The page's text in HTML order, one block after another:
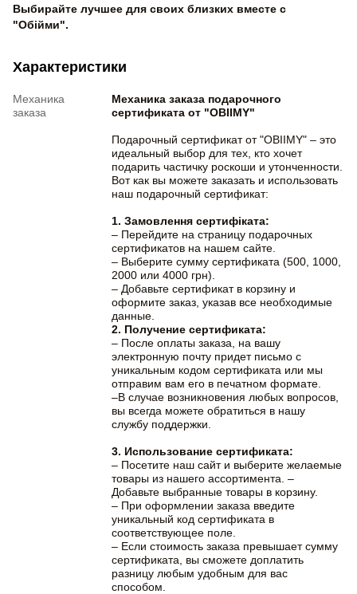
Выбирайте лучшее для своих близких вместе с
"Обійми".
Характеристики
Механика
заказа
Механика заказа подарочного
сертификата от "OBIIMY"
Подарочный сертификат от "OBIIMY" – это
идеальный выбор для тех, кто хочет
подарить частичку роскоши и утонченности.
Вот как вы можете заказать и использовать
наш подарочный сертификат:
1. Замовлення сертифіката:
– Перейдите на страницу подарочных
сертификатов на нашем сайте.
– Выберите сумму сертификата (500, 1000,
2000 или 4000 грн).
– Добавьте сертификат в корзину и
оформите заказ, указав все необходимые
данные.
2. Получение сертификата:
– После оплаты заказа, на вашу
электронную почту придет письмо с
уникальным кодом сертификата или мы
отправим вам его в печатном формате.
–В случае возникновения любых вопросов,
вы всегда можете обратиться в нашу
службу поддержки.
3. Использование сертификата:
– Посетите наш сайт и выберите желаемые
товары из нашего ассортимента. –
Добавьте выбранные товары в корзину.
– При оформлении заказа введите
уникальный код сертификата в
соответствующее поле.
– Если стоимость заказа превышает сумму
сертификата, вы сможете доплатить
разницу любым удобным для вас
способом.